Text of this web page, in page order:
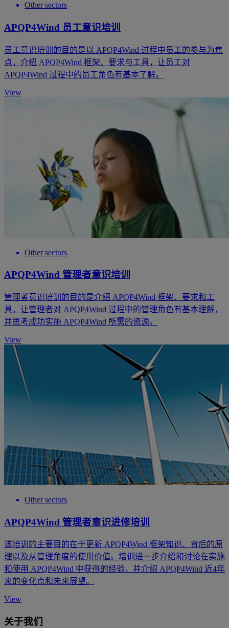
Other sectors
APQP4Wind 员工意识培训
员工意识培训的目的是以 APQP4Wind 过程中员工的参与为焦
点，介绍 APQP4Wind 框架、要求与工具，让员工对
APQP4Wind 过程中的员工角色有基本了解。
View
Other sectors
APQP4Wind 管理者意识培训
管理者意识培训的目的是介绍 APQP4Wind 框架、要求和工
具，让管理者对 APQP4Wind 过程中的管理角色有基本理解，
并思考成功实施 APQP4Wind 所需的资源。
View
Other sectors
APQP4Wind 管理者意识进修培训
该培训的主要目的在于更新 APQP4Wind 框架知识、背后的原
理以及从管理角度的使用价值。培训进一步介绍和讨论在实施
和使用 APQP4Wind 中获得的经验，并介绍 APQP4Wind 近4年
来的变化点和未来展望。
View
关于我们